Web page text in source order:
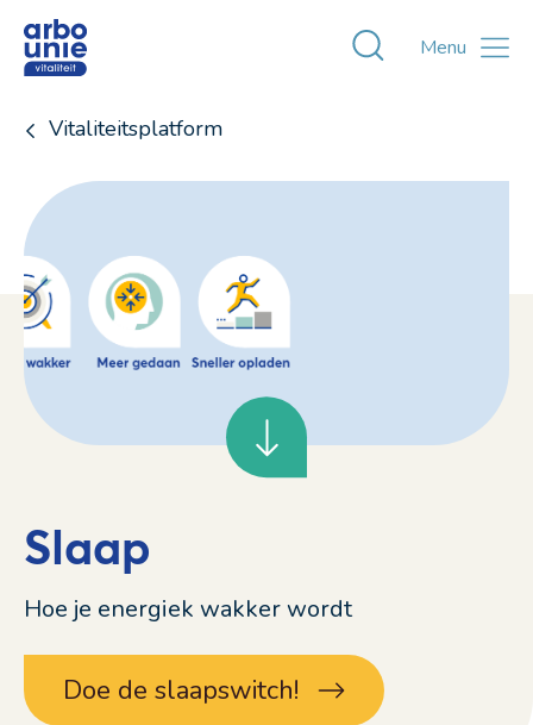
Toggle
Menu
Vitaliteitsplatform
Slaap
Doe de slaapswitch!
Hoe je energiek wakker wordt